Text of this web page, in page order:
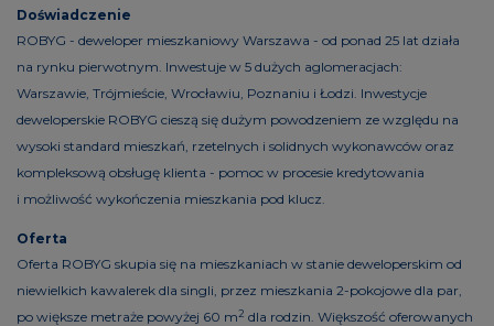
Doświadczenie
ROBYG - deweloper mieszkaniowy Warszawa - od ponad 25 lat działa
na rynku pierwotnym. Inwestuje w 5 dużych aglomeracjach:
Warszawie, Trójmieście, Wrocławiu, Poznaniu i Łodzi. Inwestycje
deweloperskie ROBYG cieszą się dużym powodzeniem ze względu na
wysoki standard mieszkań, rzetelnych i solidnych wykonawców oraz
kompleksową obsługę klienta - pomoc w procesie kredytowania
i możliwość wykończenia mieszkania pod klucz.
Oferta
Oferta ROBYG skupia się na mieszkaniach w stanie deweloperskim od
niewielkich kawalerek dla singli, przez mieszkania 2-pokojowe dla par,
po większe metraże powyżej 60 m2 dla rodzin. Większość oferowanych